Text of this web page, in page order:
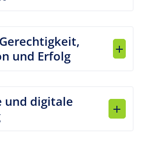
und Erfolg
und digitale